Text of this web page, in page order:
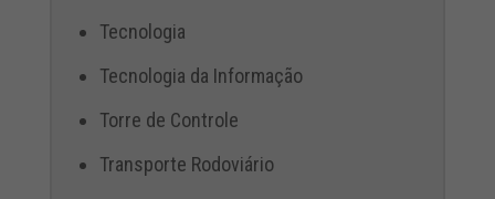
Tecnologia
Tecnologia da Informação
Torre de Controle
Transporte Rodoviário